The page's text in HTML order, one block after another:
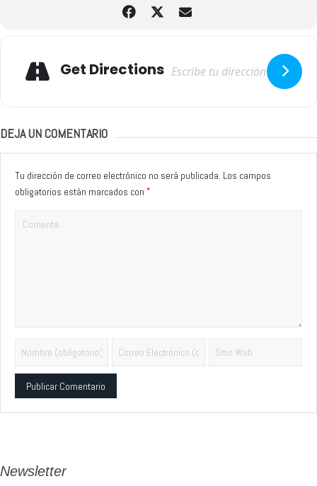
Get Directions
DEJA UN COMENTARIO
Tu dirección de correo electrónico no será publicada. Los campos
obligatorios están marcados con *
Newsletter